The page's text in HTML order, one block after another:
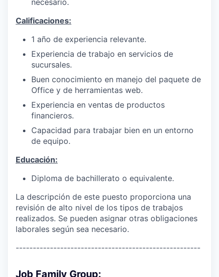
Calificaciones:
1 año de experiencia relevante.
Experiencia de trabajo en servicios de
sucursales.
Buen conocimiento en manejo del paquete de
Office y de herramientas web.
Experiencia en ventas de productos
financieros.
Capacidad para trabajar bien en un entorno
de equipo.
Educación:
Diploma de bachillerato o equivalente.
La descripción de este puesto proporciona una
revisión de alto nivel de los tipos de trabajos
realizados. Se pueden asignar otras obligaciones
laborales según sea necesario.
------------------------------------------------------
Job Family Group: